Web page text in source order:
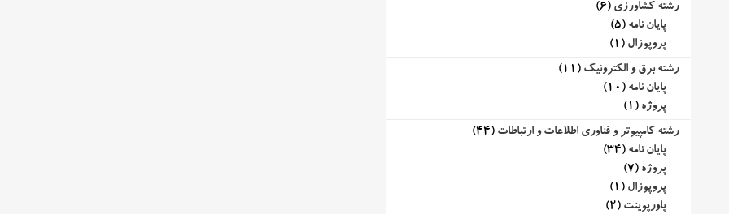
رشته کشاورزی (6)
پایان نامه (5)
پروپوزال (1)
رشته برق و الکترونیک (11)
پایان نامه (10)
پروژه (1)
رشته کامپیوتر و فناوری اطلاعات و ارتباطات (44)
پایان نامه (34)
پروژه (7)
پروپوزال (1)
پاورپوینت (2)